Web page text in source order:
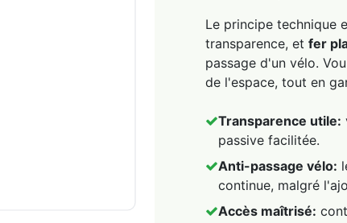
Le principe technique
transparence, et fer
passage d'un vélo.
de l'espace, tout en
Transparence utile:
passive facilitée.
Anti-passage vélo:
continue, malgré
Accès maîtrisé: